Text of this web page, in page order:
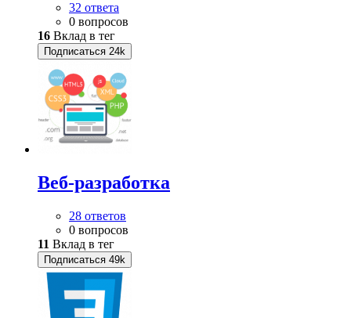
32 ответа
0 вопросов
16 Вклад в тег
Подписаться 24k
Веб-разработка
28 ответов
0 вопросов
11 Вклад в тег
Подписаться 49k